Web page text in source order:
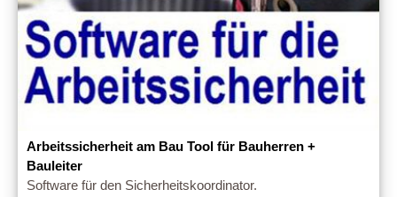
Arbeitssicherheit am Bau Tool für Bauherren +
Bauleiter
Software für den Sicherheitskoordinator.